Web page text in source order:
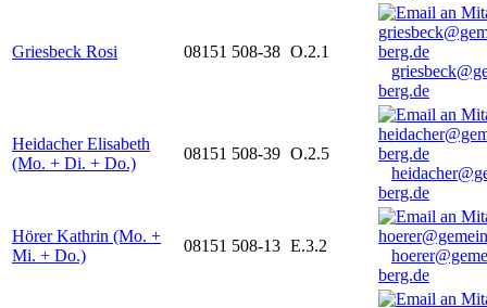
Griesbeck Rosi 08151 508-38 O.2.1
berg.de
Heidacher Elisabeth
(Mo. + Di. + Do.)
08151 508-39 O.2.5
berg.de
Hörer Kathrin (Mo. +
Mi. + Do.)
08151 508-13 E.3.2
berg.de